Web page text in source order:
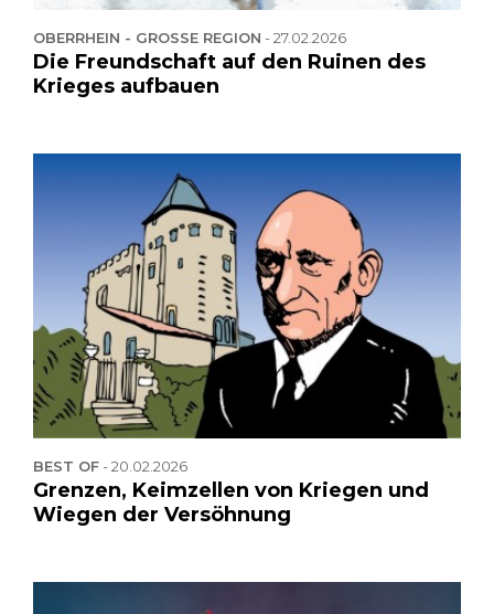
OBERRHEIN - GROSSE REGION -27.02.2026
Die Freundschaft auf den Ruinen des
Krieges aufbauen
BEST OF-20.02.2026
Grenzen, Keimzellen von Kriegen und
Wiegen der Versöhnung